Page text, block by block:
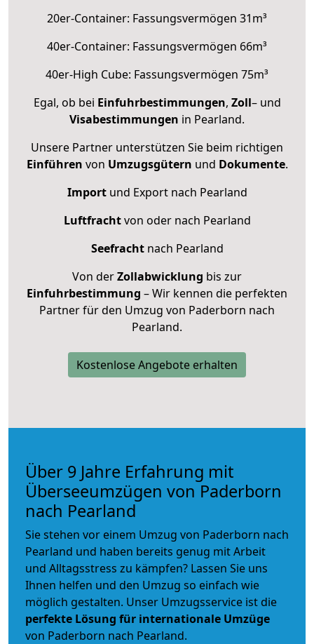
20er-Container: Fassungsvermögen 31m³
40er-Container: Fassungsvermögen 66m³
40er-High Cube: Fassungsvermögen 75m³
Egal, ob bei Einfuhrbestimmungen, Zoll– und
Visabestimmungen in Pearland.
Unsere Partner unterstützen Sie beim richtigen
Einführen von Umzugsgütern und Dokumente.
Importund Export nach Pearland
Luftfrachtvon oder nach Pearland
Seefrachtnach Pearland
Von derZollabwicklung bis zur
Einfuhrbestimmung – Wir kennen die perfekten
Partner für den Umzug von Paderborn nach
Pearland.
Kostenlose Angebote erhalten
Über 9 Jahre Erfahrung mit
Überseeumzügen von Paderborn
nach Pearland
Sie stehen vor einem Umzug von Paderborn nach
Pearland und haben bereits genug mit Arbeit
und Alltagsstress zu kämpfen? Lassen Sie uns
Ihnen helfen und den Umzug so einfach wie
möglich gestalten. Unser Umzugsservice ist die
perfekte Lösung für internationale Umzüge
von Paderborn nach Pearland.